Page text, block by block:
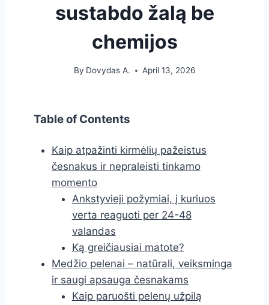
sustabdo žalą be
chemijos
By Dovydas A. April 13, 2026
Table of Contents
Kaip atpažinti kirmėlių pažeistus
česnakus ir nepraleisti tinkamo
momento
Ankstyvieji požymiai, į kuriuos
verta reaguoti per 24-48
valandas
Ką greičiausiai matote?
Medžio pelenai – natūrali, veiksminga
ir saugi apsauga česnakams
Kaip paruošti pelenų užpilą